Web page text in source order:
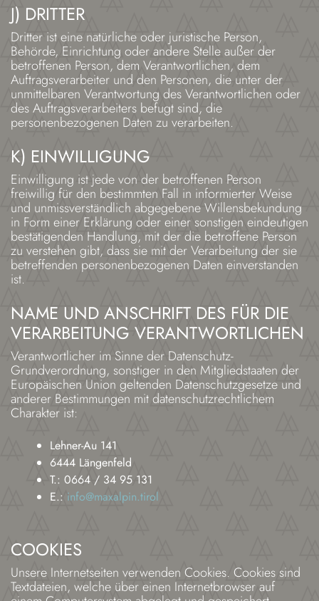
J) DRITTER
Dritter ist eine natürliche oder juristische Person,
Behörde, Einrichtung oder andere Stelle außer der
betroffenen Person, dem Verantwortlichen, dem
Auftragsverarbeiter und den Personen, die unter der
unmittelbaren Verantwortung des Verantwortlichen oder
des Auftragsverarbeiters befugt sind, die
personenbezogenen Daten zu verarbeiten.
K) EINWILLIGUNG
Einwilligung ist jede von der betroffenen Person
freiwillig für den bestimmten Fall in informierter Weise
und unmissverständlich abgegebene Willensbekundung
in Form einer Erklärung oder einer sonstigen eindeutigen
bestätigenden Handlung, mit der die betroffene Person
zu verstehen gibt, dass sie mit der Verarbeitung der sie
betreffenden personenbezogenen Daten einverstanden
ist.
NAME UND ANSCHRIFT DES FÜR DIE
VERARBEITUNG VERANTWORTLICHEN
Verantwortlicher im Sinne der Datenschutz-
Grundverordnung, sonstiger in den Mitgliedstaaten der
Europäischen Union geltenden Datenschutzgesetze und
anderer Bestimmungen mit datenschutzrechtlichem
Charakter ist:
Lehner-Au 141
6444 Längenfeld
T.: 0664 / 34 95 131
E.: info@maxalpin.tirol
COOKIES
Unsere Internetseiten verwenden Cookies. Cookies sind
Textdateien, welche über einen Internetbrowser auf